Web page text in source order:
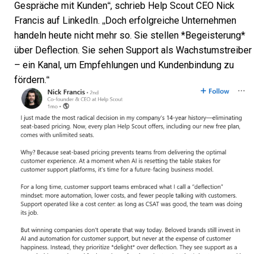
Gespräche mit Kunden“, schrieb Help Scout CEO Nick
Francis auf LinkedIn. „Doch erfolgreiche Unternehmen
handeln heute nicht mehr so. Sie stellen *Begeisterung*
über Deflection. Sie sehen Support als Wachstumstreiber
– ein Kanal, um Empfehlungen und Kundenbindung zu
fördern.“